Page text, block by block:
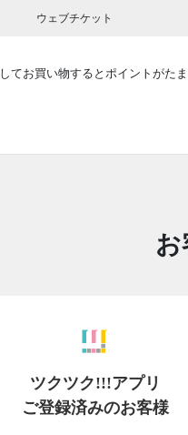
ウェブチケット
してお買い物するとポイントがたま
ツクツク!!!アプリ
ご登録済みのお客様